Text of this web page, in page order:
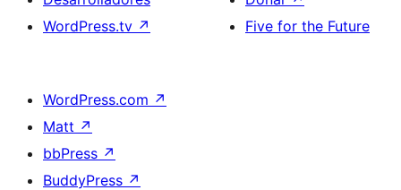
WordPress.tv ↗
Five for the Future
WordPress.com ↗
Matt ↗
bbPress ↗
BuddyPress ↗